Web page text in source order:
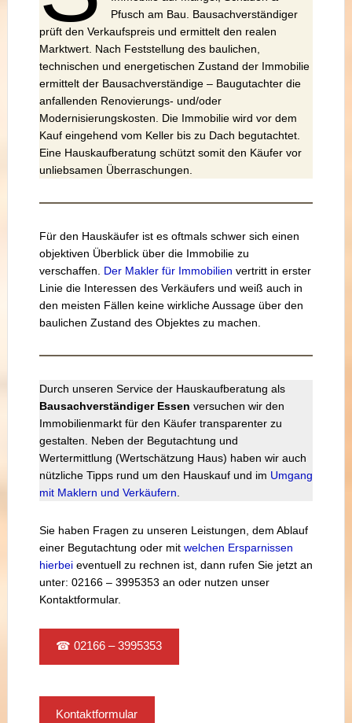
Pfusch am Bau. Bausachverständiger
prüft den Verkaufspreis und ermittelt den realen
Marktwert. Nach Feststellung des baulichen,
technischen und energetischen Zustand der Immobilie
ermittelt der Bausachverständige – Baugutachter die
anfallenden Renovierungs- und/oder
Modernisierungskosten. Die Immobilie wird vor dem
Kauf eingehend vom Keller bis zu Dach begutachtet.
Eine Hauskaufberatung schützt somit den Käufer vor
unliebsamen Überraschungen.
Für den Hauskäufer ist es oftmals schwer sich einen
objektiven Überblick über die Immobilie zu
verschaffen. Der Makler für Immobilien vertritt in erster
Linie die Interessen des Verkäufers und weiß auch in
den meisten Fällen keine wirkliche Aussage über den
baulichen Zustand des Objektes zu machen.
Durch unseren Service der Hauskaufberatung als
Bausachverständiger Essen versuchen wir den
Immobilienmarkt für den Käufer transparenter zu
gestalten. Neben der Begutachtung und
Wertermittlung (Wertschätzung Haus) haben wir auch
nützliche Tipps rund um den Hauskauf und im Umgang
mit Maklern und Verkäufern
Sie haben Fragen zu unseren Leistungen, dem Ablauf
einer Begutachtung oder mit welchen Ersparnissen
hierbeieventuell zu rechnen ist, dann rufen Sie jetzt an
unter: 02166 – 3995353 an oder nutzen unser
Kontaktformular.
☎ 02166 – 3995353
Kontaktformular